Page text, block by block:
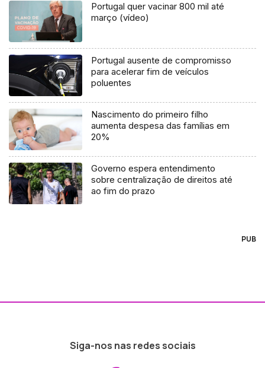
Portugal quer vacinar 800 mil até
março (vídeo)
Portugal ausente de compromisso
para acelerar fim de veículos
poluentes
Nascimento do primeiro filho
aumenta despesa das famílias em
20%
Governo espera entendimento
sobre centralização de direitos até
ao fim do prazo
PUB
Siga-nos nas redes sociais